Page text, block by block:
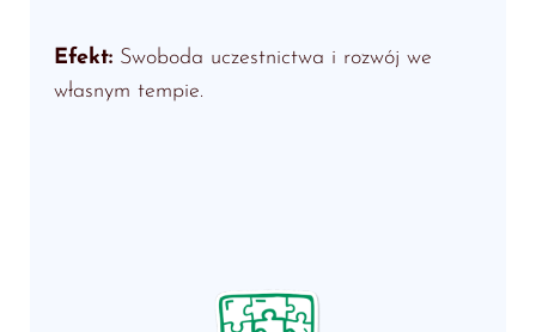
Efekt: Swoboda uczestnictwa i rozwój we
własnym tempie.